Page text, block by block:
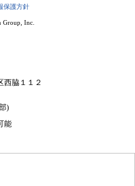
保護方針
Group, Inc.
西脇１１２
)
能